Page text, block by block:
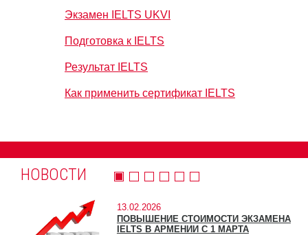
Экзамен IELTS UKVI
Подготовка к IELTS
Результат IELTS
Как применить сертификат IELTS
НОВОСТИ
13.02.2026
ПОВЫШЕНИЕ СТОИМОСТИ ЭКЗАМЕНА
IELTS В АРМЕНИИ С 1 МАРТА